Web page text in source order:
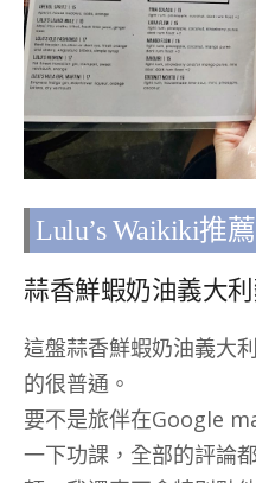
Lulu’s Waikiki推
蒜香鮮蝦奶油義大
這盤蒜香鮮蝦奶油義大
的很普通。
要不是旅伴在Google
一下功課，全部的評論